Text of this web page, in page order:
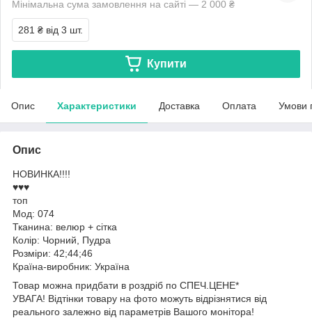
Мінімальна сума замовлення на сайті — 2 000 ₴
281 ₴ від 3 шт.
Купити
Опис Характеристики Доставка Оплата Умови
Опис
НОВИНКА!!!!
♥️♥️♥️
топ
Мод: 074
Тканина: велюр + сітка
Колір: Чорний, Пудра
Розміри: 42;44;46
Країна-виробник: Україна
Товар можна придбати в роздріб по СПЕЧ.ЦЕНЕ*
УВАГА! Відтінки товару на фото можуть відрізнятися від
реального залежно від параметрів Вашого монітора!